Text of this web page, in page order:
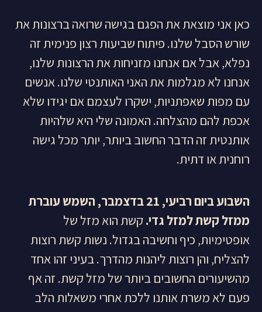
כאן אני מוצאת את הפגם בגישה שרואה ברצונות את
שורש הסבל שלנו. פיתוח שביעות רצון פנימית זה
נפלא, אבל אם אנחנו מזניחות את הרצונות שלנו,
אנחנו לא מגלמות את האני האותנטי שלנו. אנשים
עם מפות שאפתניות, ישקרו לעצמם אם יגידו שלא
אכפת להם מהצלחה. האמונה שלי היא שלהיות
אותנטית זה הדבר החשוב ביותר, יותר מכל גישה
רוחנית או דתית.
השבוע ביום רביעי, 21 בדצמבר, השמש עוברת
ממזל קשת למזל גדי. קשת הוא מזל של
אופטימיות, כיף וחשיבה בגדול. נשות קשת רוצות
להצליח, והן רוצות ליהנות מהדרך. בעיני זהו אחד
מהשיעורים החשובים ביותר של מזל קשת. זה אף
פעם לא משרת אותנו ללכת אחרי משאלות הלב